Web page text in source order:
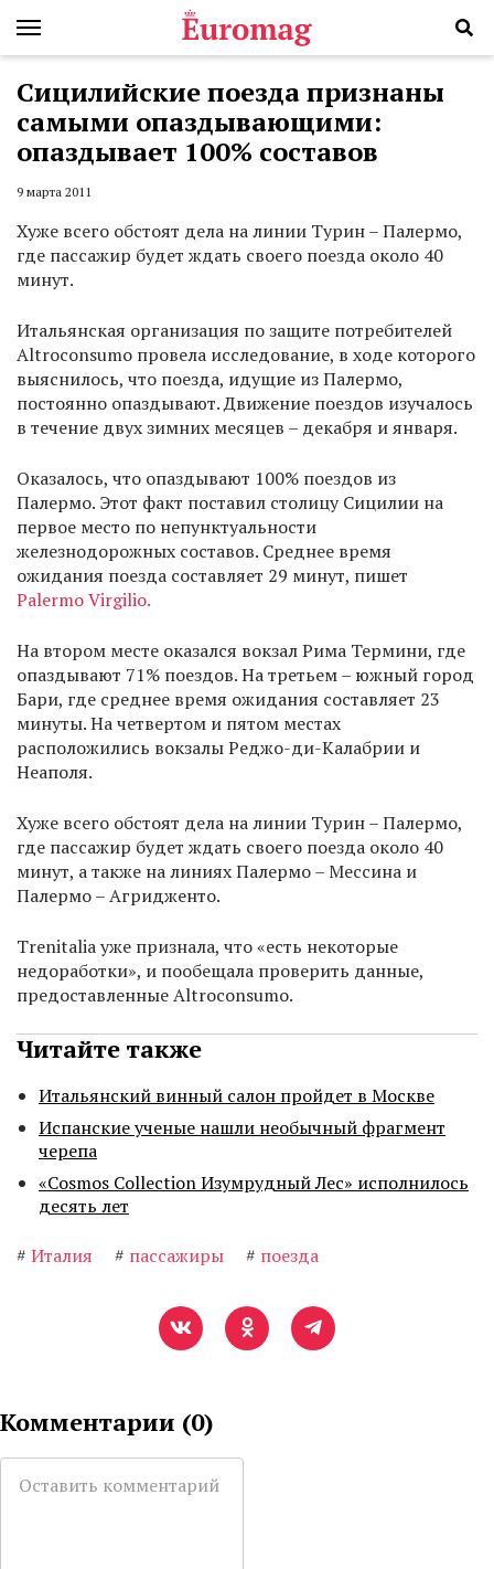
Сицилийские поезда признаны
самыми опаздывающими:
опаздывает 100% составов
9 марта 2011
Хуже всего обстоят дела на линии Турин – Палермо,
где пассажир будет ждать своего поезда около 40
минут.
Итальянская организация по защите потребителей
Altroconsumo провела исследование, в ходе которого
выяснилось, что поезда, идущие из Палермо,
постоянно опаздывают. Движение поездов изучалось
в течение двух зимних месяцев – декабря и января.
Оказалось, что опаздывают 100% поездов из
Палермо. Этот факт поставил столицу Сицилии на
первое место по непунктуальности
железнодорожных составов. Среднее время
ожидания поезда составляет 29 минут, пишет
Palermo Virgilio.
На втором месте оказался вокзал Рима Термини, где
опаздывают 71% поездов. На третьем – южный город
Бари, где среднее время ожидания составляет 23
минуты. На четвертом и пятом местах
расположились вокзалы Реджо-ди-Калабрии и
Неаполя.
Хуже всего обстоят дела на линии Турин – Палермо,
где пассажир будет ждать своего поезда около 40
минут, а также на линиях Палермо – Мессина и
Палермо – Агридженто.
Trenitalia уже признала, что «есть некоторые
недоработки», и пообещала проверить данные,
предоставленные Altroconsumo.
Читайте также
Итальянский винный салон пройдет в Москве
Испанские ученые нашли необычный фрагмент
черепа
«Cosmos Collection Изумрудный Лес» исполнилось
десять лет
# Италия # пассажиры # поезда
Комментарии (0)